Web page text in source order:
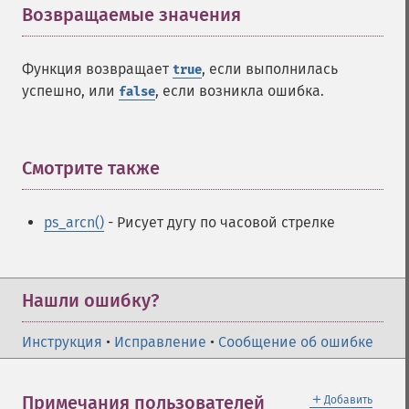
Возвращаемые значения
Функция возвращает true, если выполнилась
успешно, или false, если возникла ошибка.
Смотрите также
ps_arcn() - Рисует дугу по часовой стрелке
Нашли ошибку?
Инструкция • Исправление • Сообщение об ошибке
＋ Добавить
Примечания пользователей